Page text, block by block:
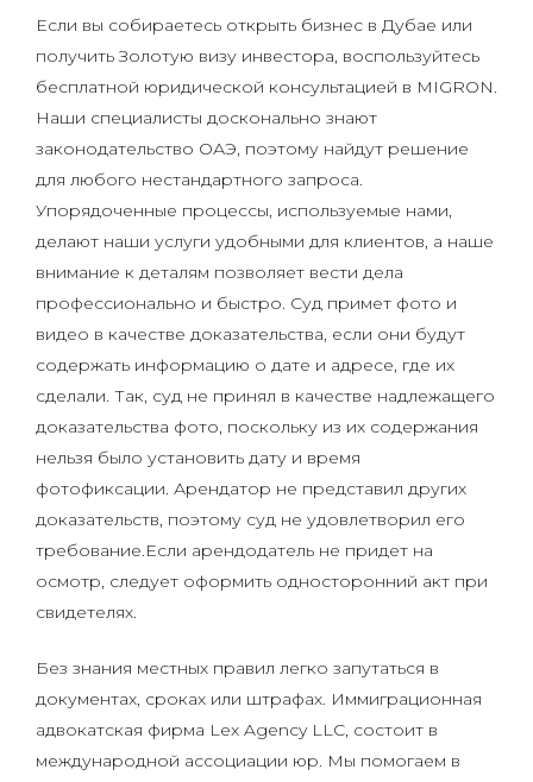
Если вы собираетесь открыть бизнес в Дубае или
получить Золотую визу инвестора, воспользуйтесь
бесплатной юридической консультацией в MIGRON.
Наши специалисты досконально знают
законодательство ОАЭ, поэтому найдут решение
для любого нестандартного запроса.
Упорядоченные процессы, используемые нами,
делают наши услуги удобными для клиентов, а наше
внимание к деталям позволяет вести дела
профессионально и быстро. Суд примет фото и
видео в качестве доказательства, если они будут
содержать информацию о дате и адресе, где их
сделали. Так, суд не принял в качестве надлежащего
доказательства фото, поскольку из их содержания
нельзя было установить дату и время
фотофиксации. Арендатор не представил других
доказательств, поэтому суд не удовлетворил его
требование.Если арендодатель не придет на
осмотр, следует оформить односторонний акт при
свидетелях.
Без знания местных правил легко запутаться в
документах, сроках или штрафах. Иммиграционная
адвокатская фирма Lex Agency LLC, состоит в
международной ассоциации юр. Мы помогаем в